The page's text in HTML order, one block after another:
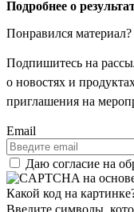
Подробнее о
Понравился материал?
Подпишитесь на
о новостях и
приглашения на
Email
Даю согласие на
Какой код на
Введите символы,